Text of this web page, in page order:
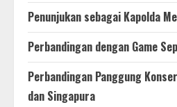
Penunjukan sebagai Kapolda
Perbandingan dengan Game
Perbandingan Panggung
dan Singapura